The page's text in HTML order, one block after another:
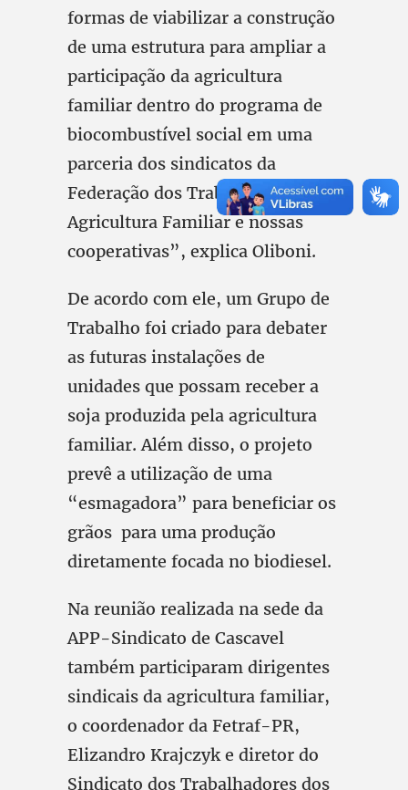
formas de viabilizar a construção
de uma estrutura para ampliar a
participação da agricultura
familiar dentro do programa de
biocombustível social em uma
parceria dos sindicatos da
Federação dos Trabalhadores da
Agricultura Familiar e nossas
cooperativas”, explica Oliboni.
De acordo com ele, um Grupo de
Trabalho foi criado para debater
as futuras instalações de
unidades que possam receber a
soja produzida pela agricultura
familiar. Além disso, o projeto
prevê a utilização de uma
“esmagadora” para beneficiar os
grãos para uma produção
diretamente focada no biodiesel.
Na reunião realizada na sede da
APP-Sindicato de Cascavel
também participaram dirigentes
sindicais da agricultura familiar,
o coordenador da Fetraf-PR,
Elizandro Krajczyk e diretor do
Sindicato dos Trabalhadores dos